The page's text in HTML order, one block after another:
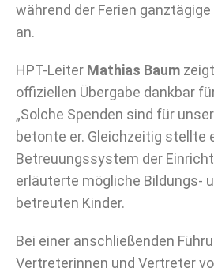
während der Ferien
an.
HPT-Leiter Mathias Baum
offiziellen Übergabe dankbar
„Solche Spenden sind für
betonte er. Gleichzeitig stellte
Betreuungssystem der
erläuterte mögliche Bildungs-
betreuten Kinder.
Bei einer anschließenden
Vertreterinnen und Vertreter